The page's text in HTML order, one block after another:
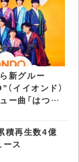
新グルー
イイオンド）
曲「はつ恋
リリース決定
積再生数4億
ス